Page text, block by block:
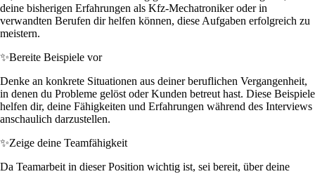
deine bisherigen Erfahrungen als Kfz-Mechatroniker oder in
verwandten Berufen dir helfen können, diese Aufgaben erfolgreich zu
meistern.
✨Bereite Beispiele vor
Denke an konkrete Situationen aus deiner beruflichen Vergangenheit,
in denen du Probleme gelöst oder Kunden betreut hast. Diese Beispiele
helfen dir, deine Fähigkeiten und Erfahrungen während des Interviews
anschaulich darzustellen.
✨Zeige deine Teamfähigkeit
Da Teamarbeit in dieser Position wichtig ist, sei bereit, über deine